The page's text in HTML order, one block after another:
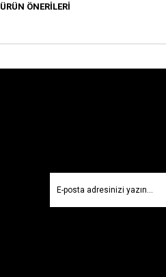
ÜRÜN ÖNERILERI